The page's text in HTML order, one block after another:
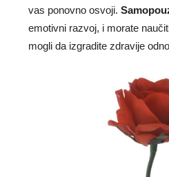
vas ponovno osvoji.
emotivni razvoj, i morate
mogli da izgradite zdravije